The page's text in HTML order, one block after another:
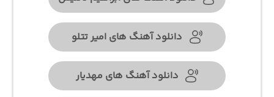
دانلود آهنگ های امیر تتلو
دانلود آهنگ های مهدیار